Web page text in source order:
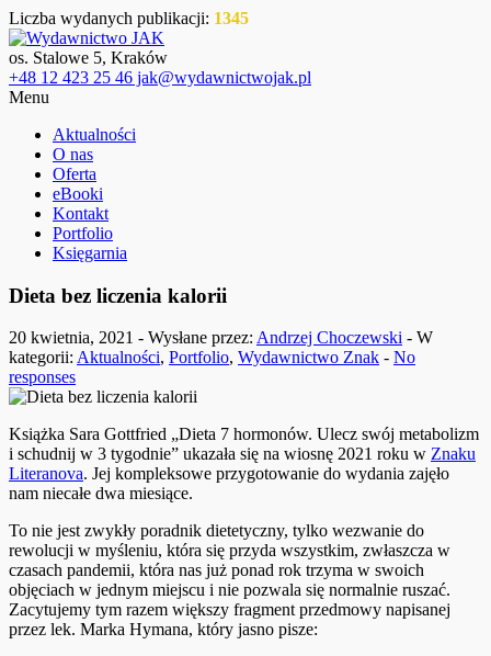
Liczba wydanych publikacji: 1345
os. Stalowe 5, Kraków
+48 12 423 25 46 jak@wydawnictwojak.pl
Menu
Aktualności
O nas
Oferta
eBooki
Kontakt
Portfolio
Księgarnia
Dieta bez liczenia kalorii
20 kwietnia, 2021 - Wysłane przez: Andrzej Choczewski - W
kategorii: Aktualności, Portfolio, Wydawnictwo Znak - No
responses
Książka Sara Gottfried „Dieta 7 hormonów. Ulecz swój metabolizm
i schudnij w 3 tygodnie” ukazała się na wiosnę 2021 roku w Znaku
Literanova. Jej kompleksowe przygotowanie do wydania zajęło
nam niecałe dwa miesiące.
To nie jest zwykły poradnik dietetyczny, tylko wezwanie do
rewolucji w myśleniu, która się przyda wszystkim, zwłaszcza w
czasach pandemii, która nas już ponad rok trzyma w swoich
objęciach w jednym miejscu i nie pozwala się normalnie ruszać.
Zacytujemy tym razem większy fragment przedmowy napisanej
przez lek. Marka Hymana, który jasno pisze: